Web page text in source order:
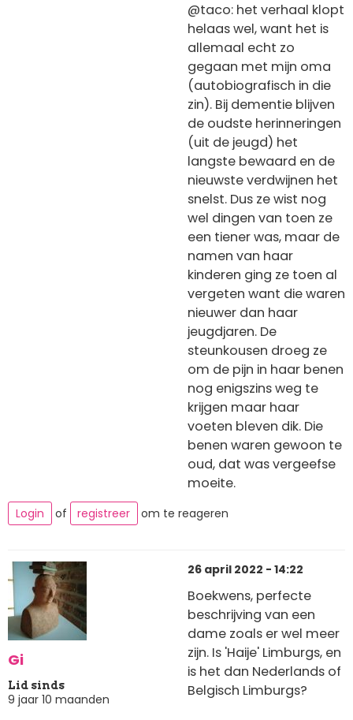
@taco: het verhaal klopt
helaas wel, want het is
allemaal echt zo
gegaan met mijn oma
(autobiografisch in die
zin). Bij dementie blijven
de oudste herinneringen
(uit de jeugd) het
langste bewaard en de
nieuwste verdwijnen het
snelst. Dus ze wist nog
wel dingen van toen ze
een tiener was, maar de
namen van haar
kinderen ging ze toen al
vergeten want die waren
nieuwer dan haar
jeugdjaren. De
steunkousen droeg ze
om de pijn in haar benen
nog enigszins weg te
krijgen maar haar
voeten bleven dik. Die
benen waren gewoon te
oud, dat was vergeefse
moeite.
Login of registreer om te reageren
Gi
Lid sinds
9 jaar 10 maanden
26 april 2022 - 14:22
Boekwens, perfecte
beschrijving van een
dame zoals er wel meer
zijn. Is 'Haije' Limburgs, en
is het dan Nederlands of
Belgisch Limburgs?